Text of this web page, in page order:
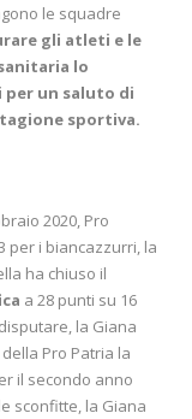
le squadre
gli atleti e le
lo
per un saluto di
sportiva.
2020, Pro
per i biancazzurri, la
ha chiuso il
a 28 punti su 16
la Giana
Pro Patria la
il secondo anno
sconfitte, la Giana